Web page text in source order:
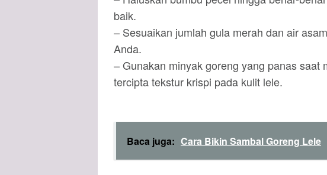
baik.
– Sesuaikan jumlah gula merah dan air
Anda.
– Gunakan minyak goreng yang panas saat
tercipta tekstur krispi pada kulit lele.
Baca juga: Cara Bikin Sambal Goreng Lele